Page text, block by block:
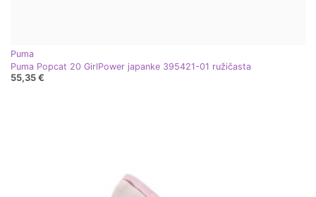
Puma
Puma Popcat 20 GirlPower japanke 395421-01 ružičasta
55,35 €